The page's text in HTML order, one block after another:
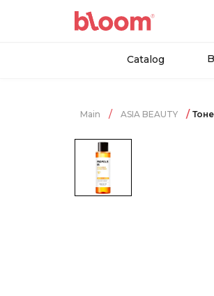
Catalog
Main ASIA BEAUTY